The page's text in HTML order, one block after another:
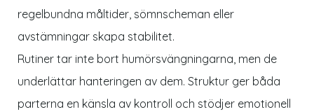
regelbundna måltider, sömnscheman eller
avstämningar skapa stabilitet.
Rutiner tar inte bort humörsvängningarna, men de
underlättar hanteringen av dem. Struktur ger båda
parterna en känsla av kontroll och stödjer emotionell